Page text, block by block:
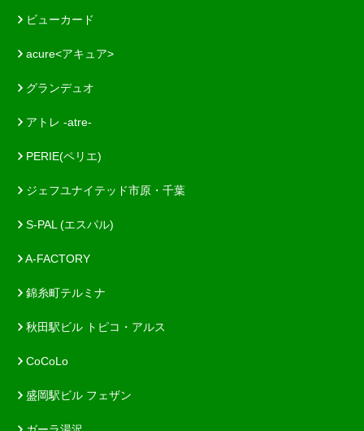
ビューカード
acure<アキュア>
グランデュオ
アトレ -atre-
PERIE(ペリエ)
ジェフユナイテッド市原・千葉
S-PAL (エスパル)
A-FACTORY
錦糸町テルミナ
秋田駅ビル トピコ・アルス
CoCoLo
盛岡駅ビル フェザン